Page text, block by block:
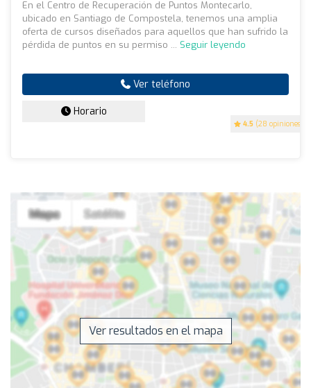
4.5 (28 opiniones)
En el Centro de Recuperación de Puntos Montecarlo,
ubicado en Santiago de Compostela, tenemos una amplia
oferta de cursos diseñados para aquellos que han sufrido la
pérdida de puntos en su permiso ... Seguir leyendo
Ver teléfono
Horario
Ver resultados en el mapa